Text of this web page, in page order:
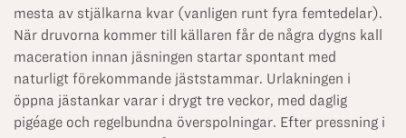
mesta av stjälkarna kvar (vanligen runt fyra femtedelar).
När druvorna kommer till källaren får de några dygns kall
maceration innan jäsningen startar spontant med
naturligt förekommande jäststammar. Urlakningen i
öppna jästankar varar i drygt tre veckor, med daglig
pigéage och regelbundna överspolningar. Efter pressning i